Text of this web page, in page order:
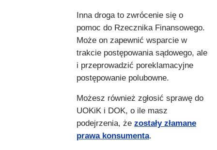
Inna droga to zwrócenie się o
pomoc do Rzecznika Finansowego.
Może on zapewnić wsparcie w
trakcie postępowania sądowego, ale
i przeprowadzić poreklamacyjne
postępowanie polubowne.
Możesz również zgłosić sprawę do
UOKiK i DOK, o ile masz
podejrzenia, że zostały złamane
prawa konsumenta.